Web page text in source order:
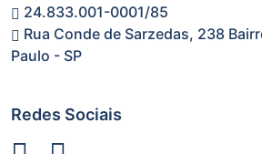
24.833.001-0001/85
Rua Conde de Sarzedas, 238
Paulo - SP
Redes Sociais